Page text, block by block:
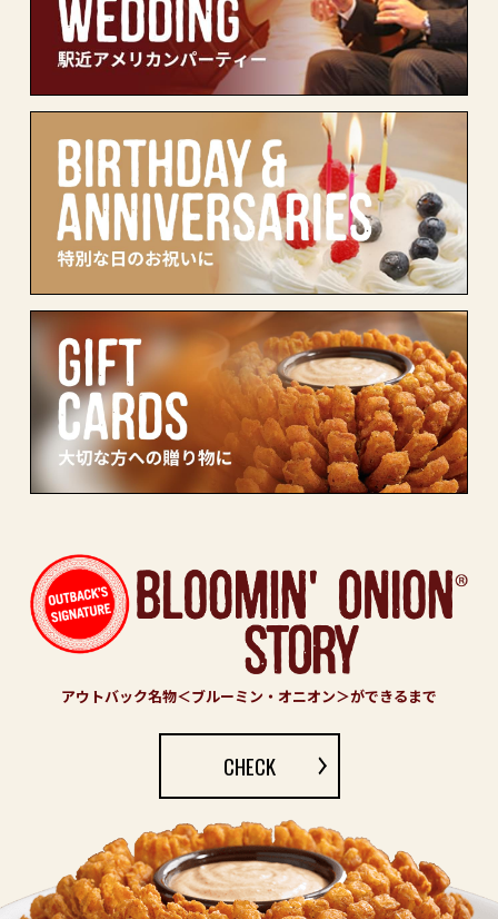
アウトバック名物＜ブルーミン・オニオン＞ができるまで
CHECK